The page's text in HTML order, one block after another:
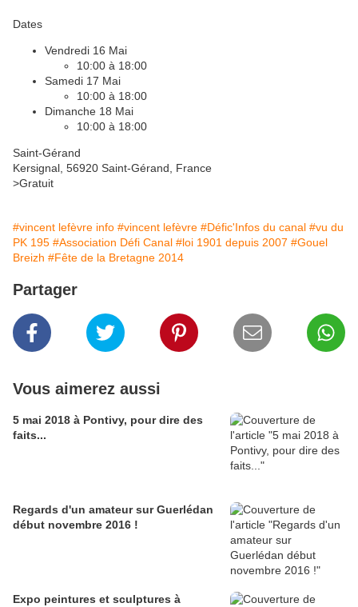
Dates
Vendredi 16 Mai
10:00 à 18:00
Samedi 17 Mai
10:00 à 18:00
Dimanche 18 Mai
10:00 à 18:00
Saint-Gérand
Kersignal, 56920 Saint-Gérand, France
>Gratuit
#vincent lefèvre info #vincent lefèvre #Défic'Infos du canal #vu du
PK 195 #Association Défi Canal #loi 1901 depuis 2007 #Gouel
Breizh #Fête de la Bretagne 2014
Partager
Vous aimerez aussi
5 mai 2018 à Pontivy, pour dire des
faits...
Regards d'un amateur sur Guerlédan
début novembre 2016 !
Expo peintures et sculptures à